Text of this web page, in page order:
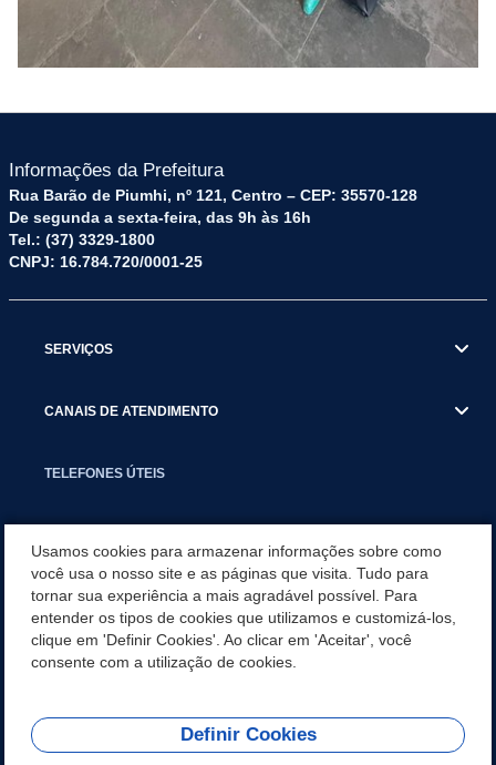
Informações da Prefeitura
Rua Barão de Piumhi, nº 121, Centro – CEP: 35570-128
De segunda a sexta-feira, das 9h às 16h
Tel.: (37) 3329-1800
CNPJ: 16.784.720/0001-25
SERVIÇOS
CANAIS DE ATENDIMENTO
TELEFONES ÚTEIS
NOTÍCIAS
APLICATIVO
REDES SOCIAIS
Usamos cookies para armazenar informações sobre como
você usa o nosso site e as páginas que visita. Tudo para
tornar sua experiência a mais agradável possível. Para
entender os tipos de cookies que utilizamos e customizá-los,
clique em 'Definir Cookies'. Ao clicar em 'Aceitar', você
consente com a utilização de cookies.
Definir Cookies